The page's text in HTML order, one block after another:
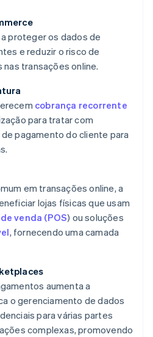
proteger os dados de
e reduzir o risco de
transações online.
cobrança recorrente
para tratar com
pagamento do cliente para
em transações online, a
lojas físicas que usam
venda (POS) ou soluções
, fornecendo uma camada
aumenta a
o gerenciamento de dados
para várias partes
complexas, promovendo